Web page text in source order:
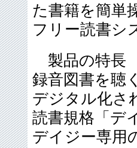
た書籍を簡単
フリー読書シ
製品の特
録音図書を聴
デジタル化さ
読書規格「デ
デイジー専用